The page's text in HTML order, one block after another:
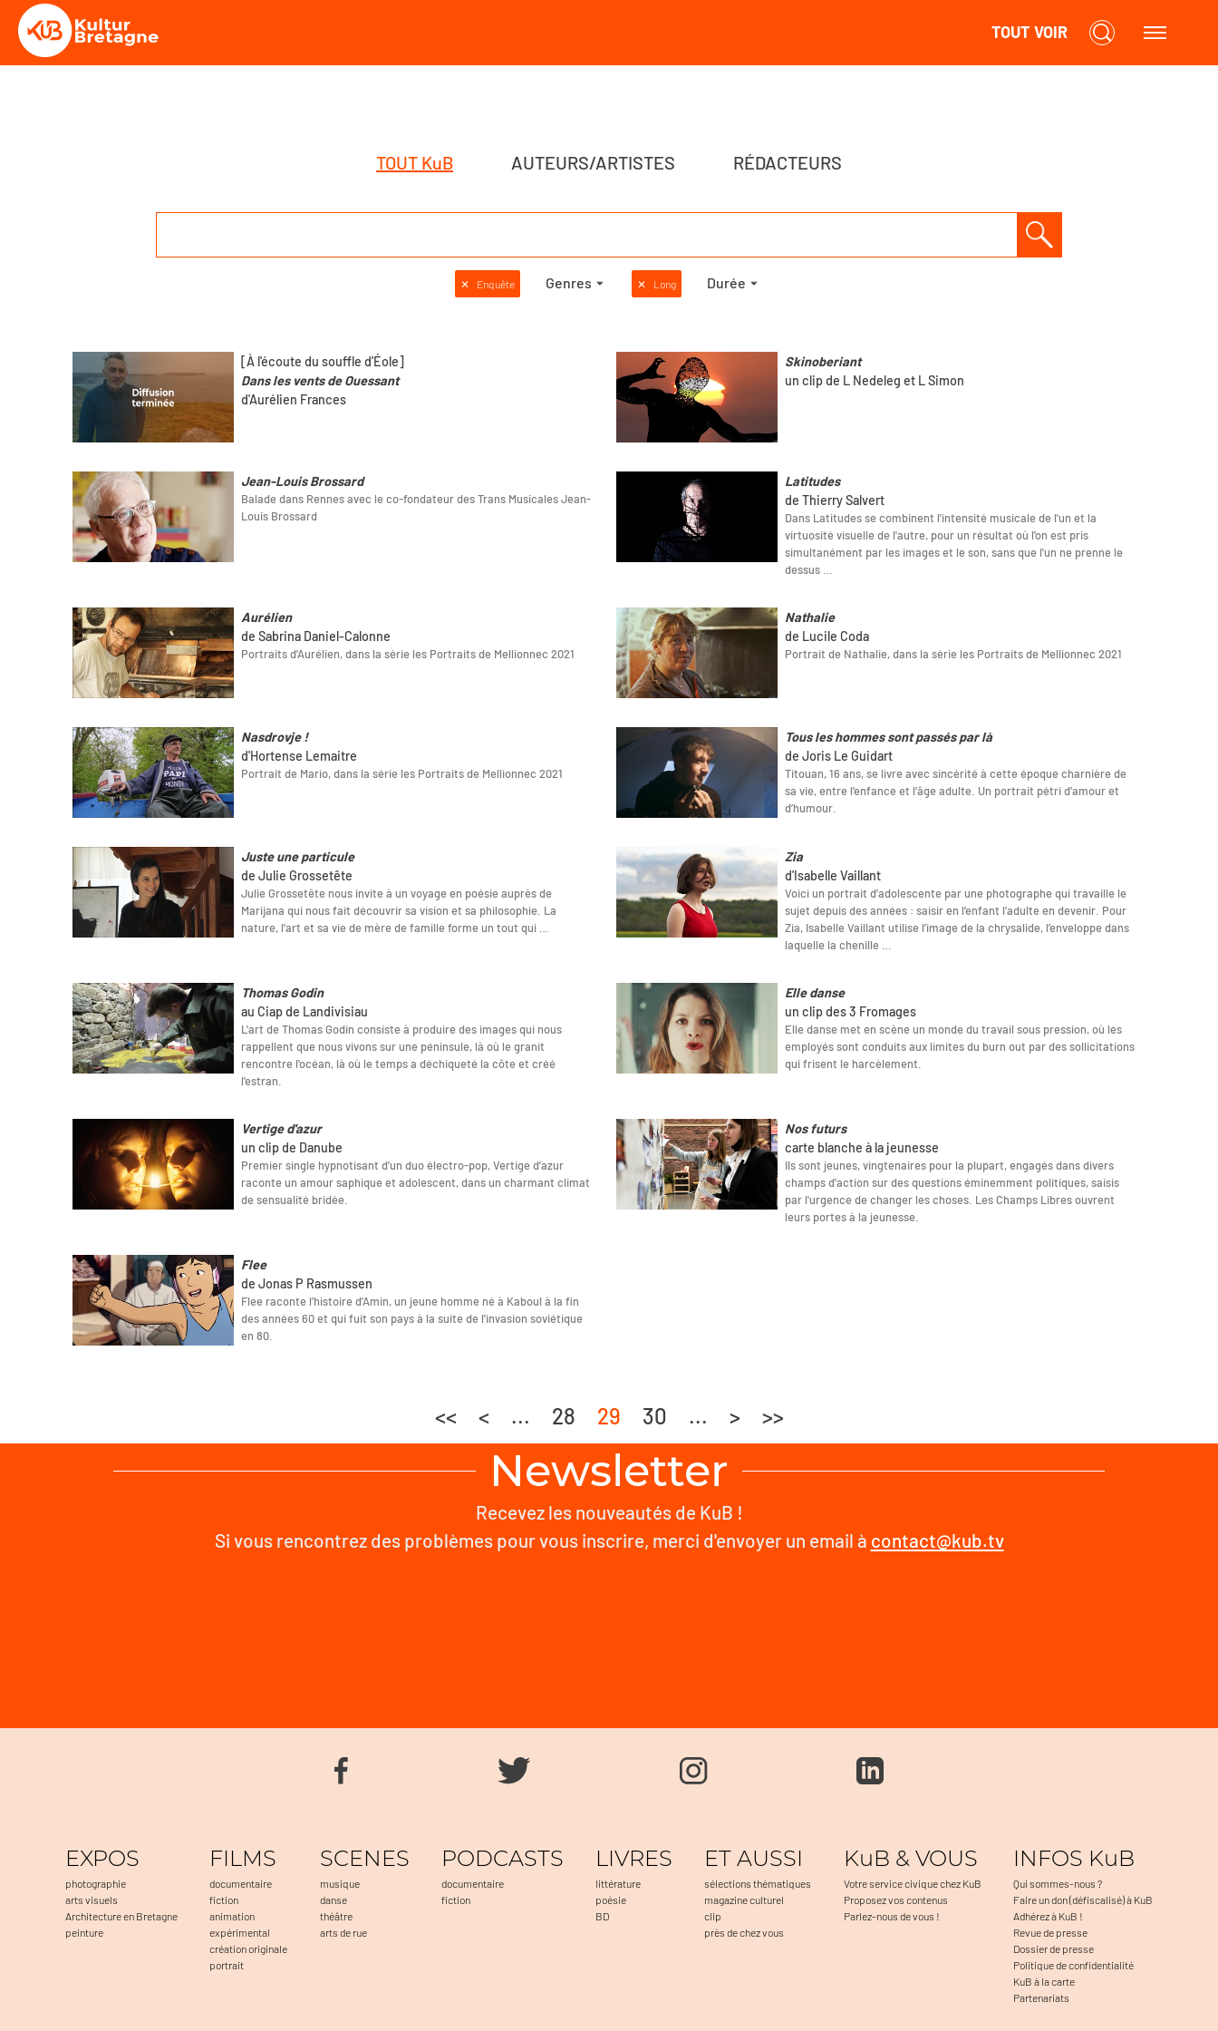
TOUT VOIR
TOUT KuB AUTEURS/ARTISTES RÉDACTEURS
✕ Enquête Genres ✕ Long Durée
[À l'écoute du souffle d'Éole]
Dans les vents de Ouessant
d'Aurélien Frances
Skinoberiant
un clip de L Nedeleg et L Simon
Jean-Louis Brossard
Balade dans Rennes avec le co-fondateur des Trans Musicales Jean-
Louis Brossard
Latitudes
de Thierry Salvert
Dans Latitudes se combinent l'intensité musicale de l'un et la
virtuosité visuelle de l'autre, pour un résultat où l'on est pris
simultanément par les images et le son, sans que l'un ne prenne le
dessus …
Aurélien
de Sabrina Daniel-Calonne
Portraits d'Aurélien, dans la série les Portraits de Mellionnec 2021
Nathalie
de Lucile Coda
Portrait de Nathalie, dans la série les Portraits de Mellionnec 2021
Nasdrovje !
d'Hortense Lemaitre
Portrait de Mario, dans la série les Portraits de Mellionnec 2021
Tous les hommes sont passés par là
de Joris Le Guidart
Titouan, 16 ans, se livre avec sincérité à cette époque charnière de
sa vie, entre l’enfance et l’âge adulte. Un portrait pétri d’amour et
d’humour.
Juste une particule
de Julie Grossetête
Julie Grossetête nous invite à un voyage en poésie auprès de
Marijana qui nous fait découvrir sa vision et sa philosophie. La
nature, l’art et sa vie de mère de famille forme un tout qui …
Zia
d'Isabelle Vaillant
Voici un portrait d’adolescente par une photographe qui travaille le
sujet depuis des années : saisir en l’enfant l’adulte en devenir. Pour
Zia, Isabelle Vaillant utilise l’image de la chrysalide, l’enveloppe dans
laquelle la chenille …
Thomas Godin
au Ciap de Landivisiau
L'art de Thomas Godin consiste à produire des images qui nous
rappellent que nous vivons sur une péninsule, là où le granit
rencontre l'océan, là où le temps a déchiqueté la côte et créé
l'estran.
Elle danse
un clip des 3 Fromages
Elle danse met en scène un monde du travail sous pression, où les
employés sont conduits aux limites du burn out par des sollicitations
qui frisent le harcèlement.
Vertige d'azur
un clip de Danube
Premier single hypnotisant d’un duo électro-pop, Vertige d’azur
raconte un amour saphique et adolescent, dans un charmant climat
de sensualité bridée.
Nos futurs
carte blanche à la jeunesse
Ils sont jeunes, vingtenaires pour la plupart, engagés dans divers
champs d'action sur des questions éminemment politiques, saisis
par l'urgence de changer les choses. Les Champs Libres ouvrent
leurs portes à la jeunesse.
Flee
de Jonas P Rasmussen
Flee raconte l’histoire d’Amin, un jeune homme né à Kaboul à la fin
des années 60 et qui fuit son pays à la suite de l’invasion soviétique
en 80.
<< < ... 28 29 30 ... > >>
Newsletter
Recevez les nouveautés de KuB !
Si vous rencontrez des problèmes pour vous inscrire, merci d'envoyer un email à contact@kub.tv
EXPOS
photographie
arts visuels
Architecture en Bretagne
peinture
FILMS
documentaire
fiction
animation
expérimental
création originale
portrait
SCENES
musique
danse
théâtre
arts de rue
PODCASTS
documentaire
fiction
LIVRES
littérature
poésie
BD
ET AUSSI
sélections thématiques
magazine culturel
clip
près de chez vous
KuB & VOUS
Votre service civique chez KuB
Proposez vos contenus
Parlez-nous de vous !
INFOS KuB
Qui sommes-nous ?
Faire un don (défiscalisé) à KuB
Adhérez à KuB !
Revue de presse
Dossier de presse
Politique de confidentialité
KuB à la carte
Partenariats